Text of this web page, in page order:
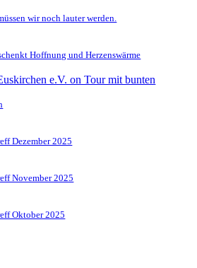
wir noch lauter werden.
Hoffnung und Herzenswärme
Dezember 2025
November 2025
Oktober 2025